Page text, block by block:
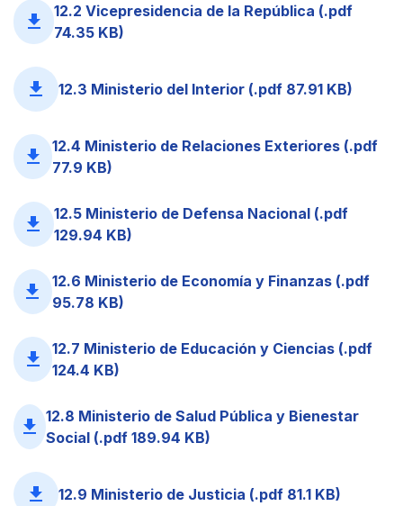
file_download
12.2 Vicepresidencia de la República (.pdf
74.35 KB)
file_download 12.3 Ministerio del Interior (.pdf 87.91 KB)
file_download
12.4 Ministerio de Relaciones Exteriores (.pdf
77.9 KB)
file_download
12.5 Ministerio de Defensa Nacional (.pdf
129.94 KB)
file_download
12.6 Ministerio de Economía y Finanzas (.pdf
95.78 KB)
file_download
12.7 Ministerio de Educación y Ciencias (.pdf
124.4 KB)
file_download 12.8 Ministerio de Salud Pública y Bienestar
Social (.pdf 189.94 KB)
file_download 12.9 Ministerio de Justicia (.pdf 81.1 KB)